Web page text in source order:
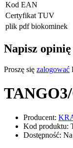
Kod EAN
Certyfikat TUV
plik pdf biokominek
Napisz opinię
Proszę się zalogować
Producent:
Kod
Dostępność: